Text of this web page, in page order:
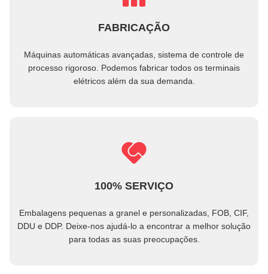
FABRICAÇÃO
Máquinas automáticas avançadas, sistema de controle de
processo rigoroso. Podemos fabricar todos os terminais
elétricos além da sua demanda.
100% SERVIÇO
Embalagens pequenas a granel e personalizadas, FOB, CIF,
DDU e DDP. Deixe-nos ajudá-lo a encontrar a melhor solução
para todas as suas preocupações.